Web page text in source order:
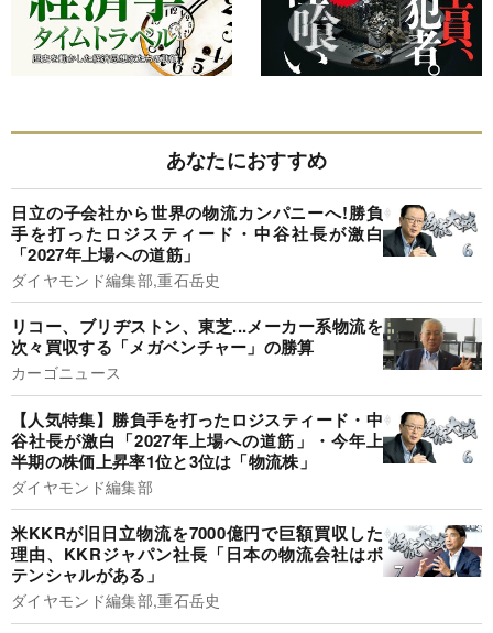
あなたにおすすめ
日立の子会社から世界の物流カンパニーへ!勝負
手を打ったロジスティード・中谷社長が激白
「2027年上場への道筋」
ダイヤモンド編集部,重石岳史
リコー、ブリヂストン、東芝...メーカー系物流を
次々買収する「メガベンチャー」の勝算
カーゴニュース
【人気特集】勝負手を打ったロジスティード・中
谷社長が激白「2027年上場への道筋」・今年上
半期の株価上昇率1位と3位は「物流株」
ダイヤモンド編集部
米KKRが旧日立物流を7000億円で巨額買収した
理由、KKRジャパン社長「日本の物流会社はポ
テンシャルがある」
ダイヤモンド編集部,重石岳史